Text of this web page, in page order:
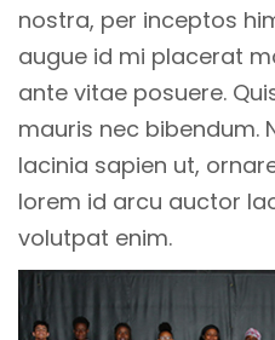
nostra, per inceptos
augue id mi placerat
ante vitae posuere.
mauris nec bibendum.
lacinia sapien ut,
lorem id arcu auctor
volutpat enim.